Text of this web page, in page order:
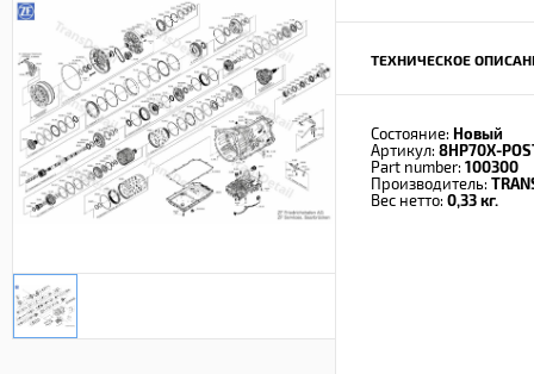
ТЕХНИЧЕСКОЕ
Состояние: Новый
Артикул: 8HP70X-
Part number: 100300
Производитель:
Вес нетто: 0,33 кг.